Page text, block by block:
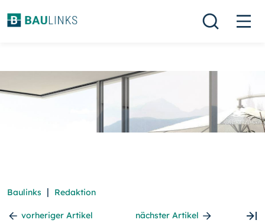
Baulinks | Redaktion
vorheriger Artikel nächster Artikel